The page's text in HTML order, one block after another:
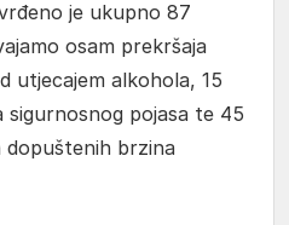
je ukupno 87
osam prekršaja
utjecajem alkohola, 15
sigurnosnog pojasa te 45
dopuštenih brzina